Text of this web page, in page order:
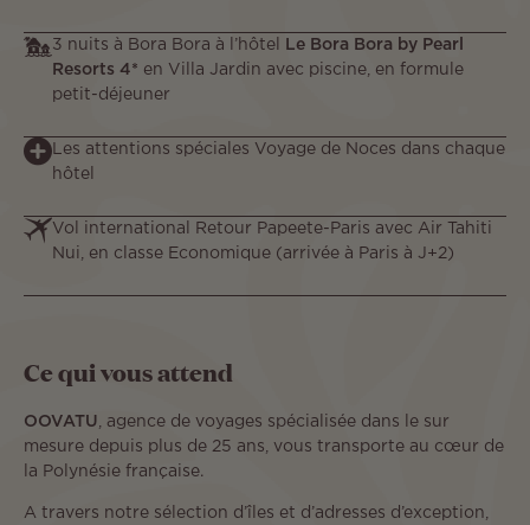
3 nuits à Bora Bora à l’hôtel
Le Bora Bora by Pearl
Resorts 4* en Villa Jardin avec piscine, en formule
petit-déjeuner
Les attentions spéciales Voyage de Noces dans chaque
hôtel
Vol international Retour Papeete-Paris avec Air Tahiti
Nui, en classe Economique (arrivée à Paris à J+2)
Ce qui vous attend
OOVATU , agence de voyages spécialisée dans le sur
mesure depuis plus de 25 ans, vous transporte au cœur de
la Polynésie française.
A travers notre sélection d’îles et d’adresses d’exception,